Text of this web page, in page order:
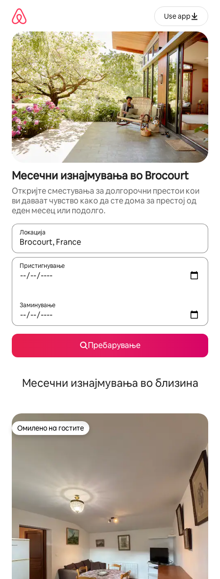
содржина
Use app
Месечни изнајмувања во Brocourt
Откријте сместувања за долгорочни престои кои
ви даваат чувство како да сте дома за престој од
еден месец или подолго.
Локација
Кога резултатите се достапни, движете се со копчињата
Пристигнување
Заминување
Пребарување
Месечни изнајмувања во близина
Омилено на гостите
Омилено на гостите